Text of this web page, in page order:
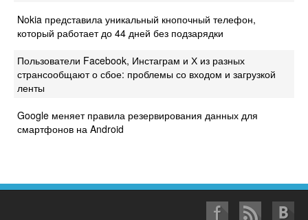
Nokia представила уникальный кнопочный телефон,
который работает до 44 дней без подзарядки
Пользователи Facebook, Инстаграм и Х из разных
странсообщают о сбое: проблемы со входом и загрузкой
ленты
Google меняет правила резервирования данных для
смартфонов на Android